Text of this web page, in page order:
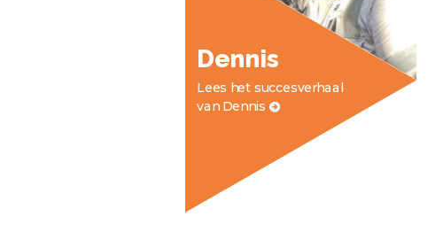
Dennis
Lees het succesverhaal
van Dennis